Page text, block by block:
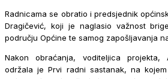
Radnicama se obratio i predsjednik
Dragičević, koji je naglasio važnost
području Općine te samog zapošljavanja
Nakon obraćanja, voditeljica projekta,
održala je Prvi radni sastanak, na